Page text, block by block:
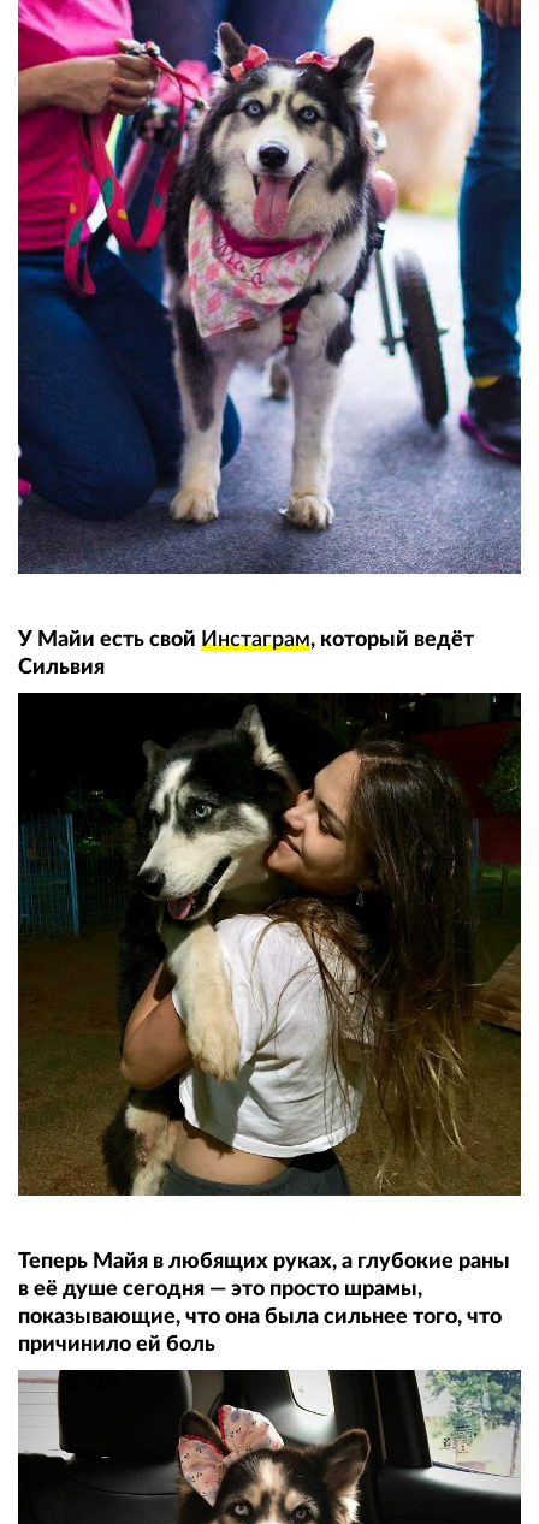
У Майи есть свой Инстаграм, который ведёт
Сильвия
Теперь Майя в любящих руках, а глубокие раны
в её душе сегодня — это просто шрамы,
показывающие, что она была сильнее того, что
причинило ей боль